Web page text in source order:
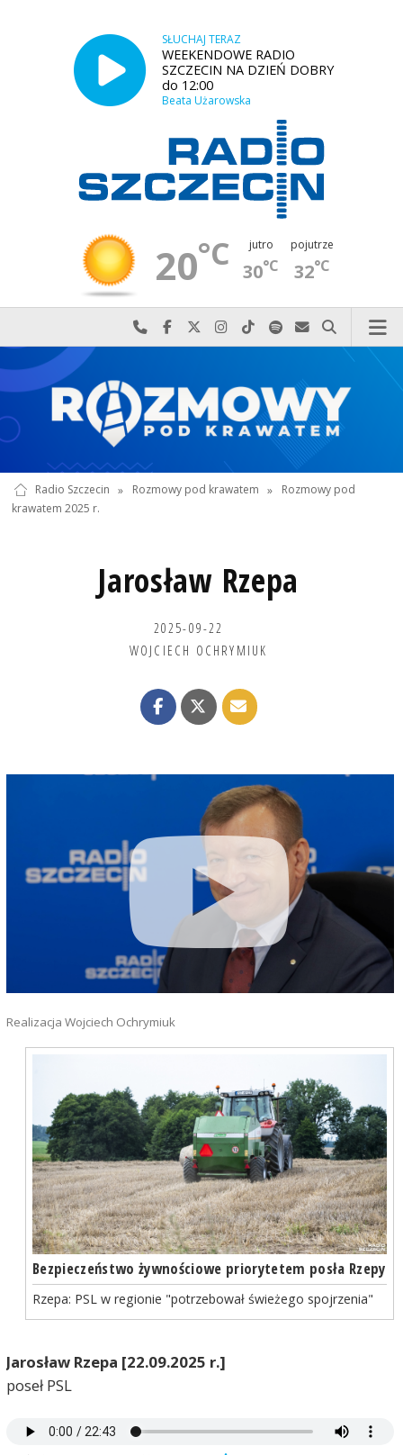
SŁUCHAJ TERAZ
WEEKENDOWE RADIO
SZCZECIN NA DZIEŃ DOBRY
do 12:00
Beata Użarowska
20°C jutro
30°C
pojutrze
32°C
Najlepiej po prostu do nas zadzwoń
Odwiedź nas na Facebook-u
Odwiedź nas na X
Odwiedź nas na Instagram-ie
Odwiedź nas na TikTok-u
Szukaj nas na Spotify
Wyślij do nas
Szukaj
Radio Szczecin » Rozmowy pod krawatem »
Rozmowy pod
krawatem 2025 r.
Jarosław Rzepa
2025-09-22
WOJCIECH OCHRYMIUK
Realizacja Wojciech Ochrymiuk
Bezpieczeństwo żywnościowe priorytetem posła Rzepy
Rzepa: PSL w regionie "potrzebował świeżego spojrzenia"
Jarosław Rzepa [22.09.2025 r.]
poseł PSL